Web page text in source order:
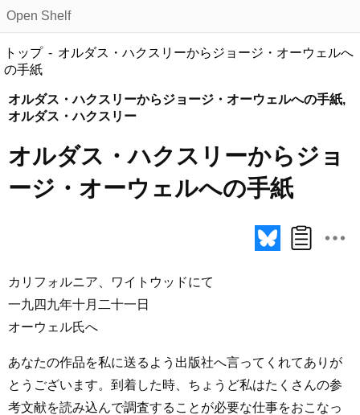
Open Shelf
トップ
オルダス・ハクスリーからジョージ・オーウェルへ
の手紙
オルダス・ハクスリーからジョージ・オーウェルへの手紙,
オルダス・ハクスリー
オルダス・ハクスリーからジョ
ージ・オーウェルへの手紙
カリフォルニア、ワイトウッドにて
一九四九年十月二十一日
オーウェル氏へ
あなたの作品を私に送るよう出版社へ言ってくれてありが
とうございます。到着した時、ちょうど私はたくさんの参
考文献を読み込んで調査することが必要な仕事をおこなっ